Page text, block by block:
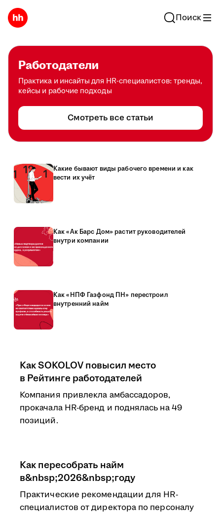
Поиск
Работодатели
Практика и инсайты для HR-специалистов: тренды,
кейсы и рабочие подходы
Смотреть все статьи
Какие бывают виды рабочего времени и как
вести их учёт
Как «Ак Барс Дом» растит руководителей
внутри компании
Как «НПФ Газфонд ПН» перестроил
внутренний найм
Как SOKOLOV повысил место
в Рейтинге работодателей
Компания привлекла амбассадоров,
прокачала HR-бренд и поднялась на 49
позиций.
Как пересобрать найм
в&nbsp;2026&nbsp;году
Практические рекомендации для HR-
специалистов от директора по персоналу